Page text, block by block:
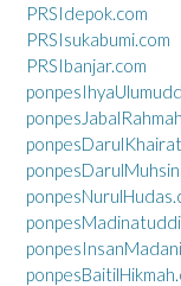
PRSIdepok.com
PRSIsukabumi.com
PRSIbanjar.com